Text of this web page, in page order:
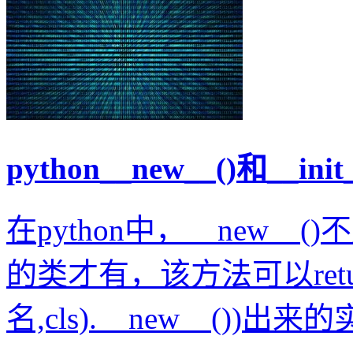
python__new__()和
在python中，__new__()
的类才有，该方法可以
名,cls).__new__())出来的